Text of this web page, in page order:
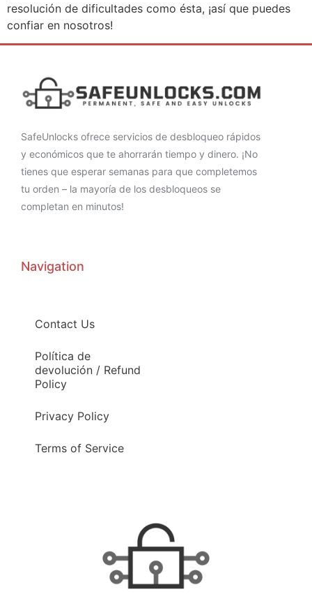
resolución de dificultades como ésta, ¡así que puedes
confiar en nosotros!
SafeUnlocks ofrece servicios de desbloqueo rápidos
y económicos que te ahorrarán tiempo y dinero. ¡No
tienes que esperar semanas para que completemos
tu orden – la mayoría de los desbloqueos se
completan en minutos!
Navigation
Contact Us
Política de
devolución / Refund
Policy
Privacy Policy
Terms of Service